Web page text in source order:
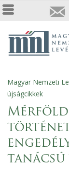
Jelenlegi
hely
Magyar Nemzeti
újságcikkek
tanácsú